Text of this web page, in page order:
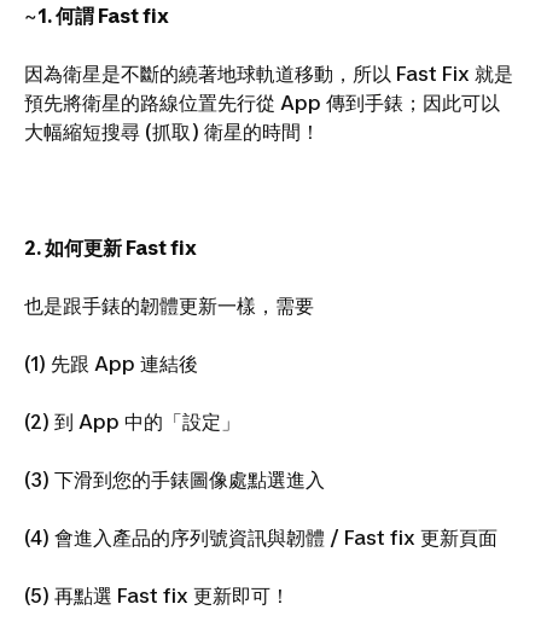
~1. 何謂 Fast fix
因為衛星是不斷的繞著地球軌道移動，所以 Fast Fix 就是
預先將衛星的路線位置先行從 App 傳到手錶；因此可以
大幅縮短搜尋 (抓取) 衛星的時間！
2. 如何更新 Fast fix
也是跟手錶的韌體更新一樣，需要
(1) 先跟 App 連結後
(2) 到 App 中的「設定」
(3) 下滑到您的手錶圖像處點選進入
(4) 會進入產品的序列號資訊與韌體 / Fast fix 更新頁面
(5) 再點選 Fast fix 更新即可！